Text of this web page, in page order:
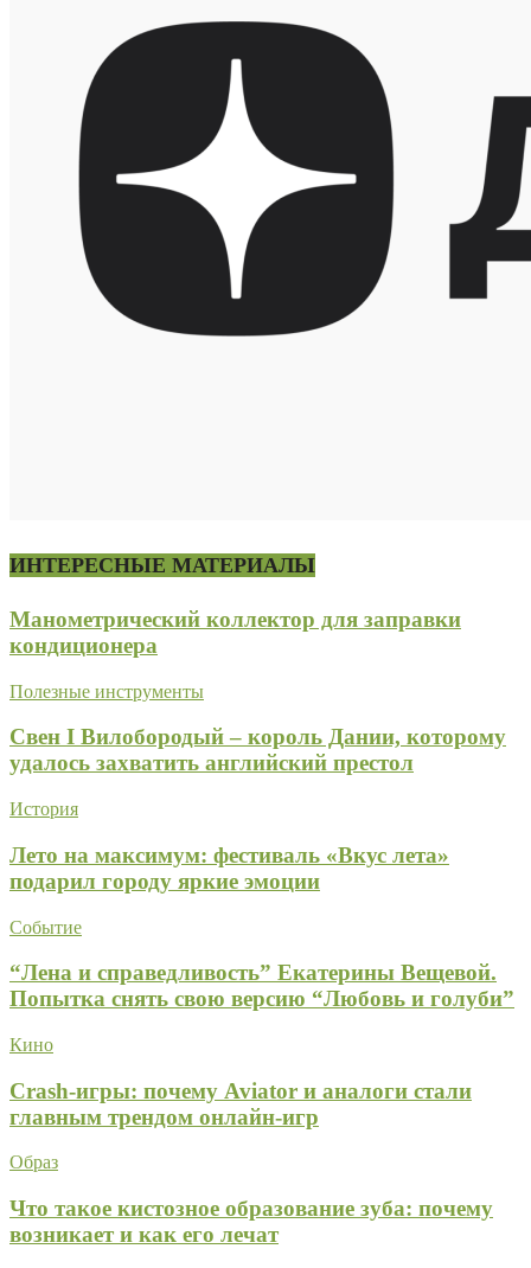
ИНТЕРЕСНЫЕ МАТЕРИАЛЫ
Манометрический коллектор для заправки
кондиционера
Полезные инструменты
Свен I Вилобородый – король Дании, которому
удалось захватить английский престол
История
Лето на максимум: фестиваль «Вкус лета»
подарил городу яркие эмоции
Событие
“Лена и справедливость” Екатерины Вещевой.
Попытка снять свою версию “Любовь и голуби”
Кино
Crash-игры: почему Aviator и аналоги стали
главным трендом онлайн-игр
Образ
Что такое кистозное образование зуба: почему
возникает и как его лечат